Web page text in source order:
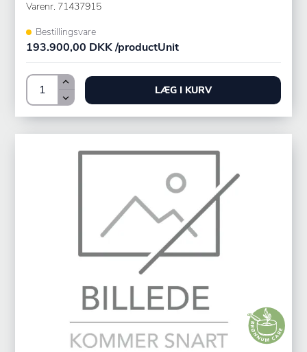
Varenr. 71437915
Bestillingsvare
193.900,00 DKK /productUnit
LÆG I KURV